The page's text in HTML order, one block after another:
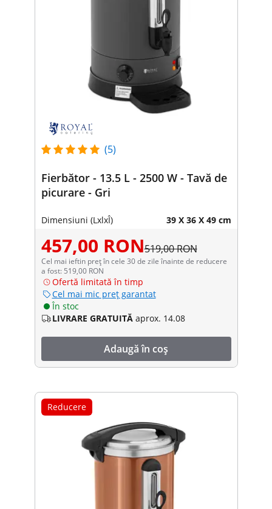
(5)
Fierbător - 13.5 L - 2500 W - Tavă de
picurare - Gri
Dimensiuni (LxlxÎ) 39 X 36 X 49 cm
457,00 RON519,00 RON
Cel mai ieftin preț în cele 30 de zile înainte de reducere
a fost: 519,00 RON
Ofertă limitată în timp
Cel mai mic preț garantat
În stoc
LIVRARE GRATUITĂ aprox. 14.08
Adaugă în coș
Reducere